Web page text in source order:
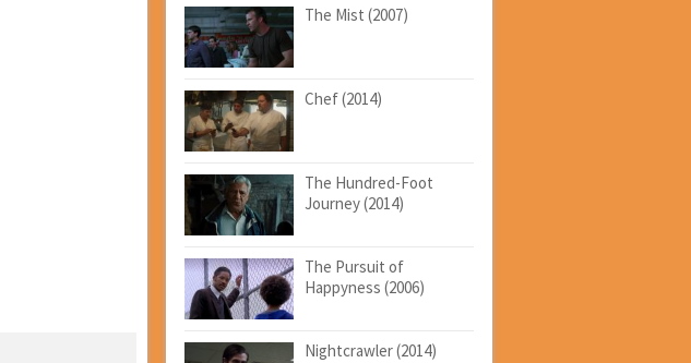
The Mist (2007)
Chef (2014)
The Hundred-Foot
Journey (2014)
The Pursuit of
Happyness (2006)
Nightcrawler (2014)